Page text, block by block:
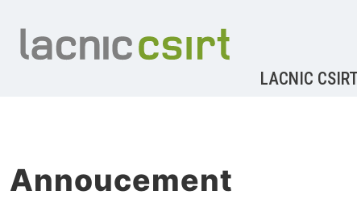
LACNIC
Annoucement